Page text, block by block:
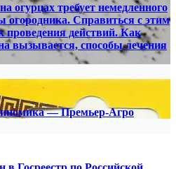
огурцах требует немедленного
огородника. Справиться с этим
проведения действий. Как
вызывается, способы лечения
— Премьер-Агро